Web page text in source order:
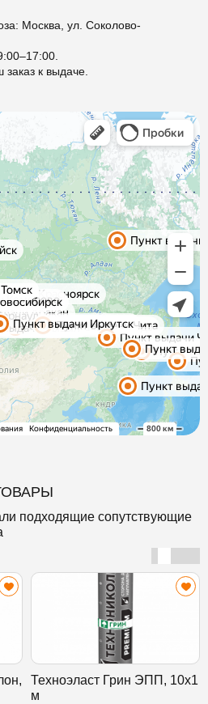
Москва, ул. Соколово-
заказ к выдаче.
подходящие сопутствующие
Техноэласт Грин ЭПП, 10х1
м